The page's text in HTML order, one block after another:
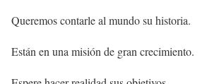
Queremos contarle al mundo su historia.
Están en una misión de gran crecimiento.